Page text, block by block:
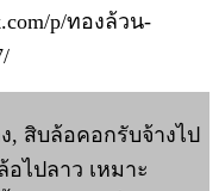
p/ทองล้วน-
, สิบล้อคอกรับจ้างไป
ไปลาว เหมาะ